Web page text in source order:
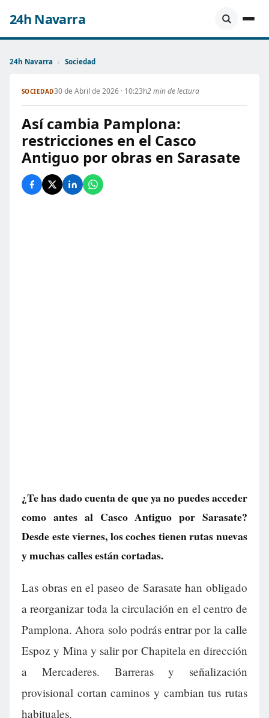
24h Navarra
24h Navarra › Sociedad
SOCIEDAD30 de Abril de 2026 · 10:23h2 min de lectura
Así cambia Pamplona:
restricciones en el Casco
Antiguo por obras en Sarasate
¿Te has dado cuenta de que ya no puedes acceder
como antes al Casco Antiguo por Sarasate?
Desde este viernes, los coches tienen rutas nuevas
y muchas calles están cortadas.
Las obras en el paseo de Sarasate han obligado
a reorganizar toda la circulación en el centro de
Pamplona. Ahora solo podrás entrar por la calle
Espoz y Mina y salir por Chapitela en dirección
a Mercaderes. Barreras y señalización
provisional cortan caminos y cambian tus rutas
habituales.